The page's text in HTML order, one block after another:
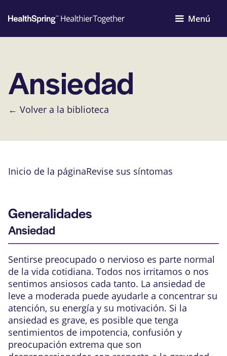
Menú
Ansiedad
← Volver a la biblioteca
Inicio de la páginaRevise sus síntomas
Generalidades
Ansiedad
Sentirse preocupado o nervioso es parte normal
de la vida cotidiana. Todos nos irritamos o nos
sentimos ansiosos cada tanto. La ansiedad de
leve a moderada puede ayudarle a concentrar su
atención, su energía y su motivación. Si la
ansiedad es grave, es posible que tenga
sentimientos de impotencia, confusión y
preocupación extrema que son